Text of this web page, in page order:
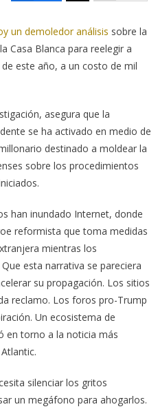
un demoledor análisis sobre la
Casa Blanca para reelegir a
este año, a un costo de mil
asegura que la
se ha activado en medio de
destinado a moldear la
sobre los procedimientos
han inundado Internet, donde
reformista que toma medidas
mientras los
esta narrativa se pareciera
su propagación. Los sitios
reclamo. Los foros pro-Trump
Un ecosistema de
en torno a la noticia más
silenciar los gritos
un megáfono para ahogarlos.